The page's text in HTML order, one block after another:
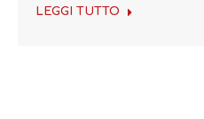
LEGGI TUTTO